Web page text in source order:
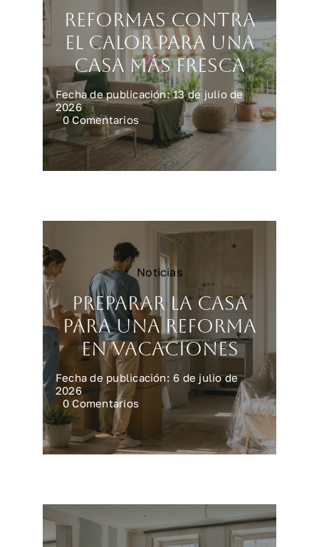
Reformas contra
el calor para una
casa más fresca
Fecha de publicación: 13 de julio de
2026
0 Comentarioson
Reformas
contra
el
calor
más
fresca
Noticias
Preparar la casa
para una reforma
en vacaciones
Fecha de publicación: 6 de julio de
2026
0 Comentarioson
casa
para
vacaciones